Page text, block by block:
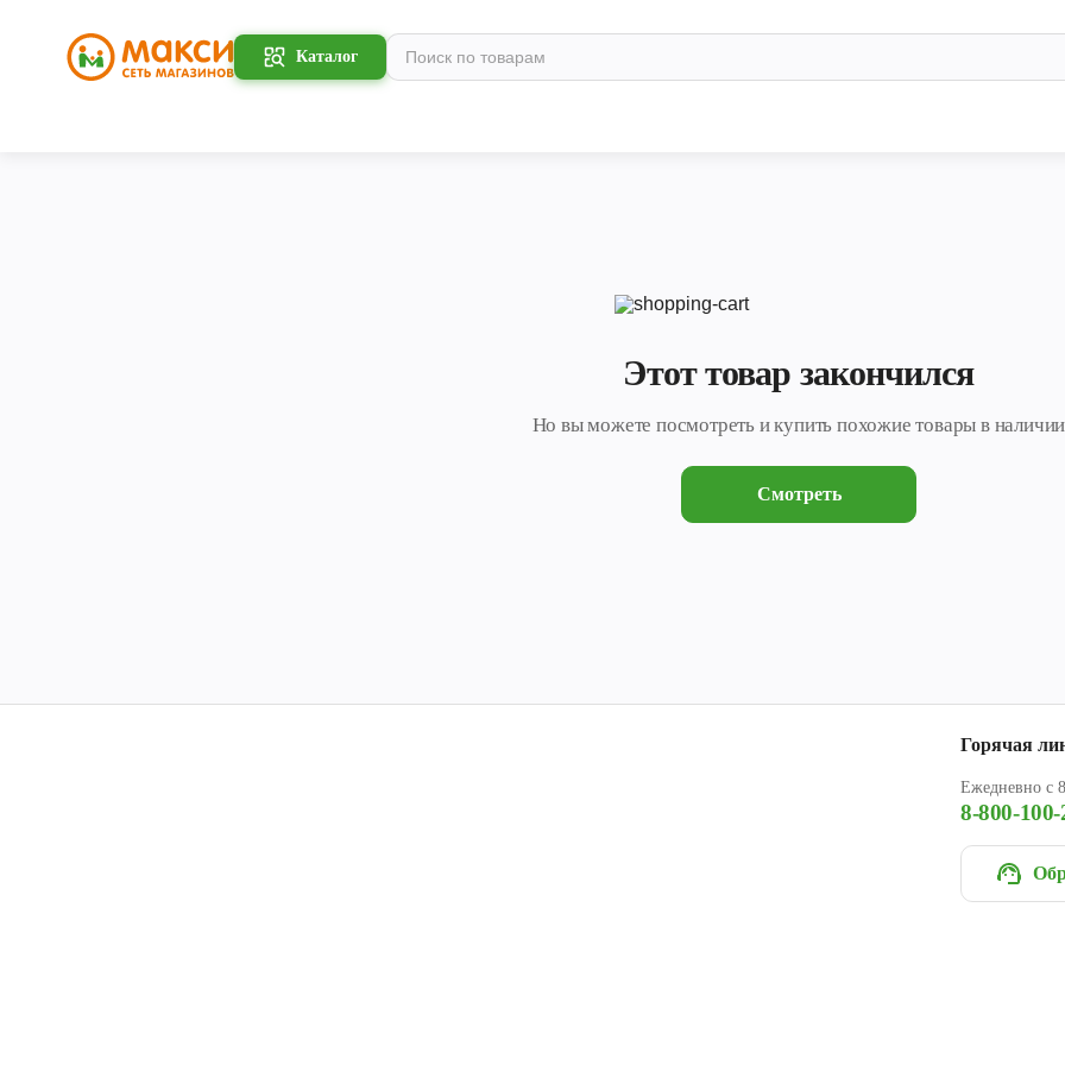
Каталог
Этот товар закончился
Но вы можете посмотреть и купить похожие товары в наличии
Смотреть
Горячая
Ежедневно с
8-800-100-